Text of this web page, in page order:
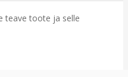
teave toote ja selle